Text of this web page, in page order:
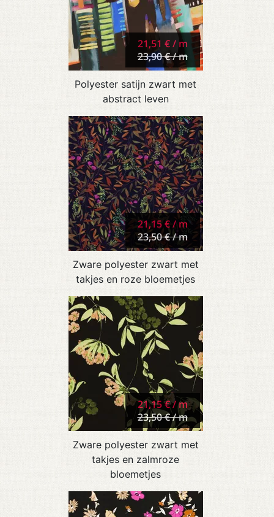
21,51 € / m
23,90 € / m
Polyester satijn zwart met
abstract leven
21,15 € / m
23,50 € / m
Zware polyester zwart met
takjes en roze bloemetjes
21,15 € / m
23,50 € / m
Zware polyester zwart met
takjes en zalmroze
bloemetjes